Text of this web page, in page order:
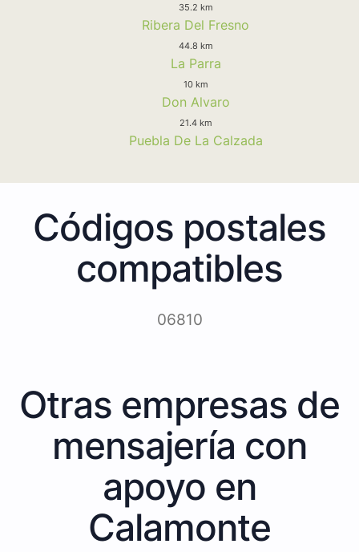
35.2 km
Ribera Del Fresno
44.8 km
La Parra
10 km
Don Alvaro
21.4 km
Puebla De La Calzada
Códigos postales
compatibles
06810
Otras empresas de
mensajería con
apoyo en
Calamonte